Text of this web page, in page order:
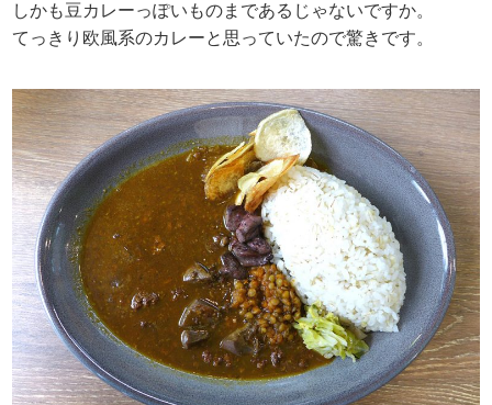
しかも豆カレーっぽいものまであるじゃないですか。
てっきり欧風系のカレーと思っていたので驚きです。